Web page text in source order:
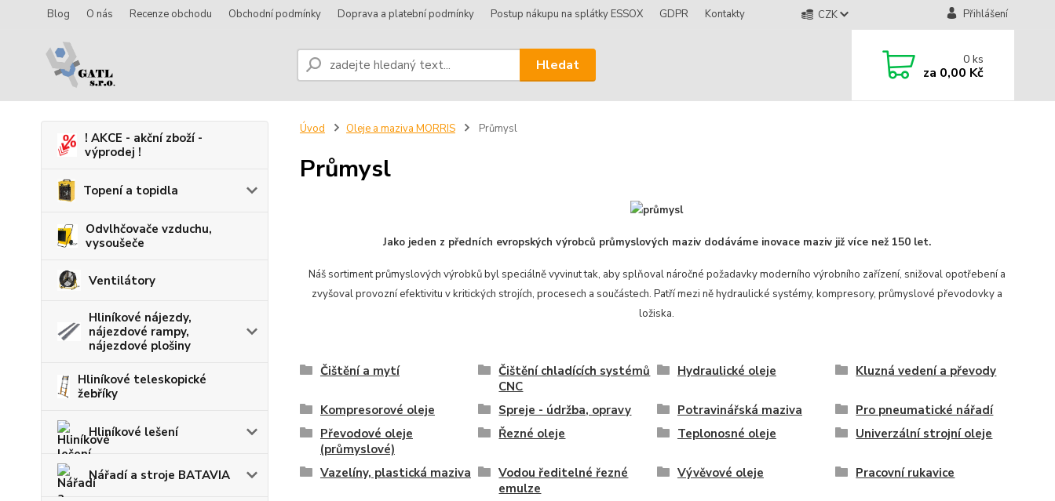
Blog O nás Recenze obchodu Obchodní podmínky Doprava a platební podmínky Postup nákupu na splátky ESSOX GDPR Kontakty CZK Přihlášení
Hledat 0ks
za 0,00 Kč
! AKCE - akční zboží -
výprodej !
Topení a topidla
Odvlhčovače vzduchu,
vysoušeče
Ventilátory
Hliníkové nájezdy,
nájezdové rampy,
nájezdové plošiny
Hliníkové teleskopické
žebříky
Hliníkové lešení
Nářadí a stroje BATAVIA
Úvod Oleje a maziva MORRIS Průmysl
Průmysl
Jako jeden z předních evropských výrobců průmyslových maziv dodáváme inovace maziv již více než 150 let.
Náš sortiment průmyslových výrobků byl speciálně vyvinut tak, aby splňoval náročné požadavky moderního výrobního zařízení, snižoval opotřebení a
zvyšoval provozní efektivitu v kritických strojích, procesech a součástech. Patří mezi ně hydraulické systémy, kompresory, průmyslové převodovky a
ložiska.
Čištění a mytí
Čištění chladících systémů
CNC
Hydraulické oleje Kluzná vedení a převody
Kompresorové oleje Spreje - údržba, opravy Potravinářská maziva
Pro pneumatické nářadí
Převodové oleje
(průmyslové)
Řezné oleje Teplonosné oleje Univerzální strojní oleje
Vazelíny, plastická maziva
Vodou ředitelné řezné
emulze
Vývěvové oleje Pracovní rukavice